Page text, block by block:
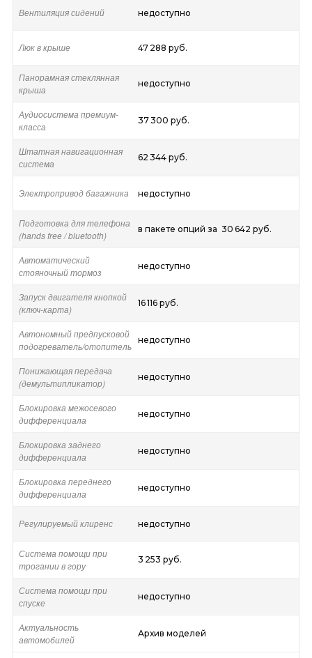
Вентиляция сидений недоступно
Люк в крыше 47 288 руб.
Панорамная стеклянная
крыша
недоступно
Аудиосистема премиум-
класса
37 300 руб.
Штатная навигационная
система
62 344 руб.
Электропривод багажника недоступно
Подготовка для телефона
(hands free / bluetooth)
в пакете опций за 30 642 руб.
Автоматический
стояночный тормоз
недоступно
Запуск двигателя кнопкой
(ключ-карта)
16 116 руб.
Автономный предпусковой
подогреватель/отопитель
недоступно
Понижающая передача
(демультипликатор)
недоступно
Блокировка межосевого
дифференциала
недоступно
Блокировка заднего
дифференциала
недоступно
Блокировка переднего
дифференциала
недоступно
Регулируемый клиренс недоступно
Система помощи при
трогании в гору
3 253 руб.
Система помощи при
спуске
недоступно
Актуальность
автомобилей
Архив моделей